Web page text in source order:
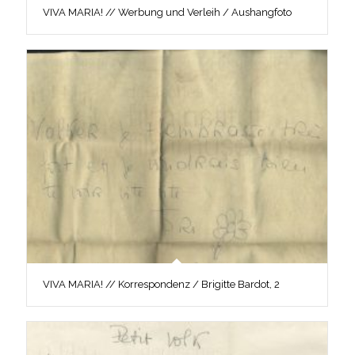
VIVA MARIA! // Werbung und Verleih / Aushangfoto
VIVA MARIA! // Korrespondenz / Brigitte Bardot, 2